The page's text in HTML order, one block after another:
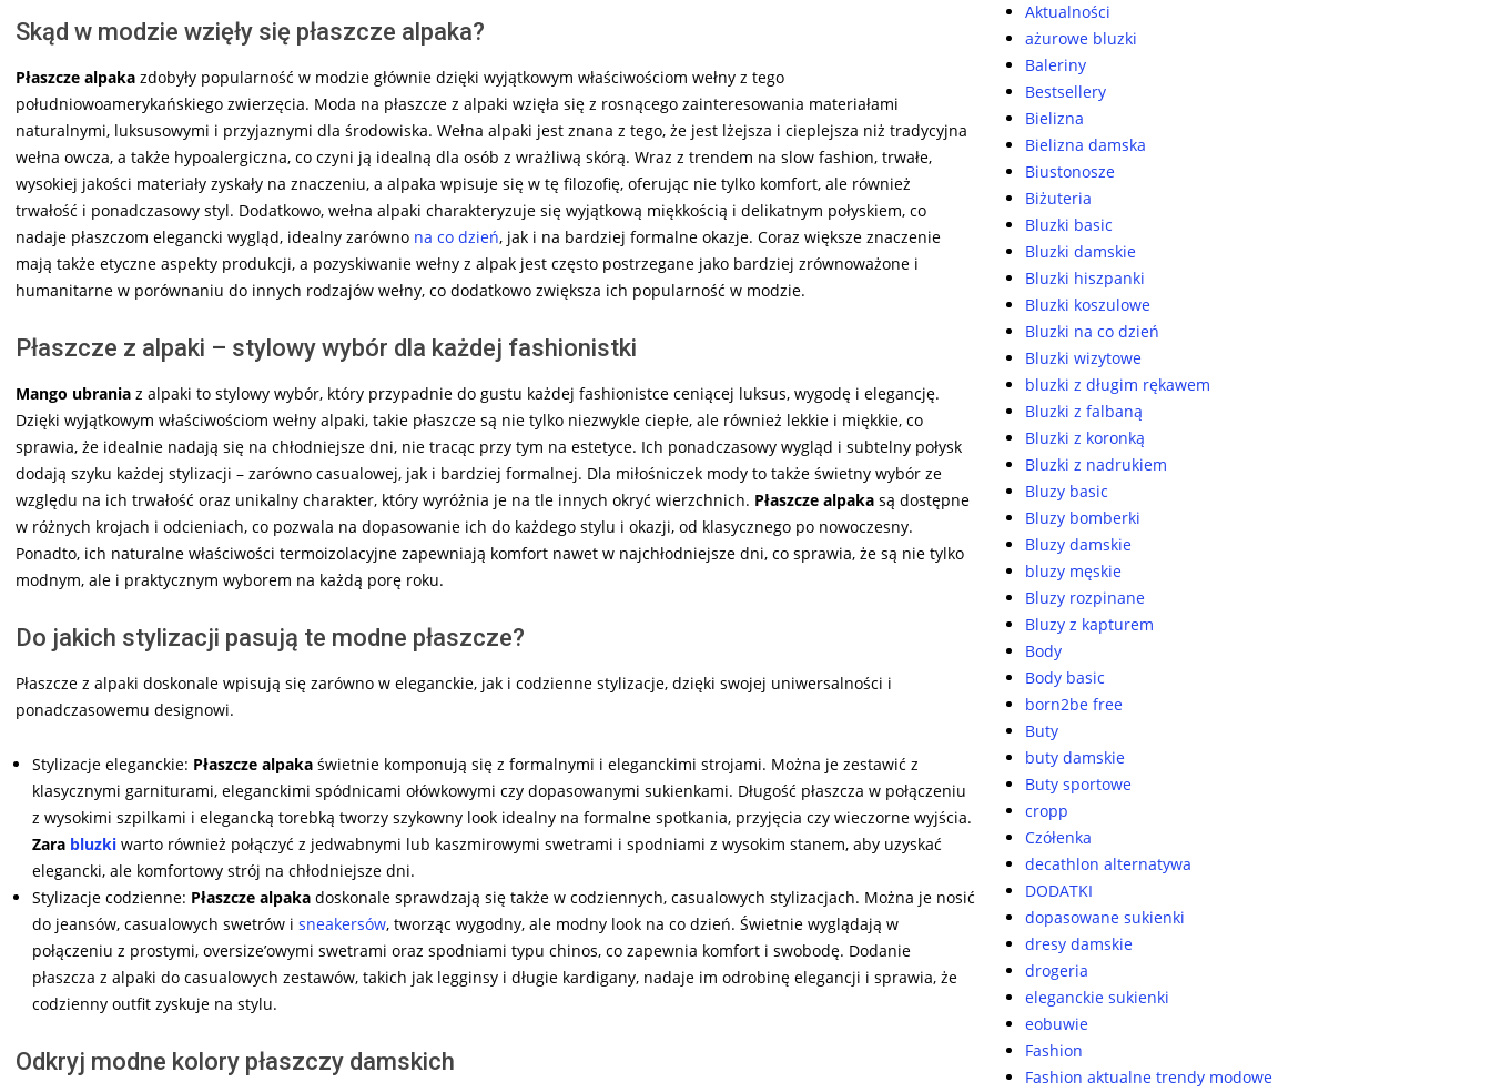
Skąd w modzie wzięły się płaszcze alpaka?
Płaszcze alpaka zdobyły popularność w modzie głównie dzięki wyjątkowym właściwościom wełny z tego
południowoamerykańskiego zwierzęcia. Moda na płaszcze z alpaki wzięła się z rosnącego zainteresowania materiałami
naturalnymi, luksusowymi i przyjaznymi dla środowiska. Wełna alpaki jest znana z tego, że jest lżejsza i cieplejsza niż tradycyjna
wełna owcza, a także hypoalergiczna, co czyni ją idealną dla osób z wrażliwą skórą. Wraz z trendem na slow fashion, trwałe,
wysokiej jakości materiały zyskały na znaczeniu, a alpaka wpisuje się w tę filozofię, oferując nie tylko komfort, ale również
trwałość i ponadczasowy styl. Dodatkowo, wełna alpaki charakteryzuje się wyjątkową miękkością i delikatnym połyskiem, co
nadaje płaszczom elegancki wygląd, idealny zarówno na co dzień, jak i na bardziej formalne okazje. Coraz większe znaczenie
mają także etyczne aspekty produkcji, a pozyskiwanie wełny z alpak jest często postrzegane jako bardziej zrównoważone i
humanitarne w porównaniu do innych rodzajów wełny, co dodatkowo zwiększa ich popularność w modzie.
Płaszcze z alpaki – stylowy wybór dla każdej fashionistki
Mango ubrania z alpaki to stylowy wybór, który przypadnie do gustu każdej fashionistce ceniącej luksus, wygodę i elegancję.
Dzięki wyjątkowym właściwościom wełny alpaki, takie płaszcze są nie tylko niezwykle ciepłe, ale również lekkie i miękkie, co
sprawia, że idealnie nadają się na chłodniejsze dni, nie tracąc przy tym na estetyce. Ich ponadczasowy wygląd i subtelny połysk
dodają szyku każdej stylizacji – zarówno casualowej, jak i bardziej formalnej. Dla miłośniczek mody to także świetny wybór ze
względu na ich trwałość oraz unikalny charakter, który wyróżnia je na tle innych okryć wierzchnich. Płaszcze alpaka są dostępne
w różnych krojach i odcieniach, co pozwala na dopasowanie ich do każdego stylu i okazji, od klasycznego po nowoczesny.
Ponadto, ich naturalne właściwości termoizolacyjne zapewniają komfort nawet w najchłodniejsze dni, co sprawia, że są nie tylko
modnym, ale i praktycznym wyborem na każdą porę roku.
Do jakich stylizacji pasują te modne płaszcze?
Płaszcze z alpaki doskonale wpisują się zarówno w eleganckie, jak i codzienne stylizacje, dzięki swojej uniwersalności i
ponadczasowemu designowi.
Stylizacje eleganckie: Płaszcze alpaka świetnie komponują się z formalnymi i eleganckimi strojami. Można je zestawić z
klasycznymi garniturami, eleganckimi spódnicami ołówkowymi czy dopasowanymi sukienkami. Długość płaszcza w połączeniu
z wysokimi szpilkami i elegancką torebką tworzy szykowny look idealny na formalne spotkania, przyjęcia czy wieczorne wyjścia.
Zara bluzki warto również połączyć z jedwabnymi lub kaszmirowymi swetrami i spodniami z wysokim stanem, aby uzyskać
elegancki, ale komfortowy strój na chłodniejsze dni.
Stylizacje codzienne: Płaszcze alpaka doskonale sprawdzają się także w codziennych, casualowych stylizacjach. Można je nosić
do jeansów, casualowych swetrów i sneakersów, tworząc wygodny, ale modny look na co dzień. Świetnie wyglądają w
połączeniu z prostymi, oversize’owymi swetrami oraz spodniami typu chinos, co zapewnia komfort i swobodę. Dodanie
płaszcza z alpaki do casualowych zestawów, takich jak legginsy i długie kardigany, nadaje im odrobinę elegancji i sprawia, że
codzienny outfit zyskuje na stylu.
Odkryj modne kolory płaszczy damskich
Aktualności
ażurowe bluzki
Baleriny
Bestsellery
Bielizna
Bielizna damska
Biustonosze
Biżuteria
Bluzki basic
Bluzki damskie
Bluzki hiszpanki
Bluzki koszulowe
Bluzki na co dzień
Bluzki wizytowe
bluzki z długim rękawem
Bluzki z falbaną
Bluzki z koronką
Bluzki z nadrukiem
Bluzy basic
Bluzy bomberki
Bluzy damskie
bluzy męskie
Bluzy rozpinane
Bluzy z kapturem
Body
Body basic
born2be free
Buty
buty damskie
Buty sportowe
cropp
Czółenka
decathlon alternatywa
DODATKI
dopasowane sukienki
dresy damskie
drogeria
eleganckie sukienki
eobuwie
Fashion
Fashion aktualne trendy modowe